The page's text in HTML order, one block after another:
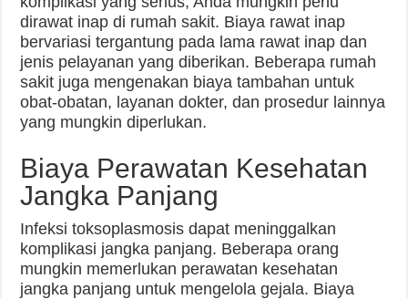
dirawat inap di rumah sakit. Biaya rawat inap
bervariasi tergantung pada lama rawat inap dan
jenis pelayanan yang diberikan. Beberapa rumah
sakit juga mengenakan biaya tambahan untuk
obat-obatan, layanan dokter, dan prosedur lainnya
yang mungkin diperlukan.
Biaya Perawatan Kesehatan
Jangka Panjang
Infeksi toksoplasmosis dapat meninggalkan
komplikasi jangka panjang. Beberapa orang
mungkin memerlukan perawatan kesehatan
jangka panjang untuk mengelola gejala. Biaya